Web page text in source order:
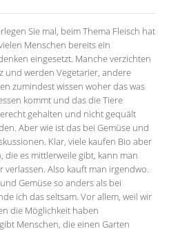
Sie mal, beim Thema Fleisch hat
Menschen bereits ein
eingesetzt. Manche verzichten
und werden Vegetarier, andere
zumindest wissen woher das was
kommt und das die Tiere
gehalten und nicht gequält
Aber wie ist das bei Gemüse und
Klar, viele kaufen Bio aber
es mittlerweile gibt, kann man
Also kauft man irgendwo.
Gemüse so anders als bei
ich das seltsam. Vor allem, weil wir
die Möglichkeit haben
Menschen, die einen Garten